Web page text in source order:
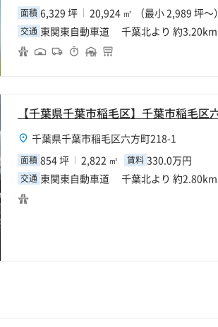
面積 6,329 坪 20,924 ㎡ （最小 2,989 坪～）
交通 東関東自動車道 千葉北より 約3.20km
千葉県千葉市稲毛区六方町218-1
面積 854 坪 2,822 ㎡ 賃料 330.0万円
交通 東関東自動車道 千葉北より 約2.80km